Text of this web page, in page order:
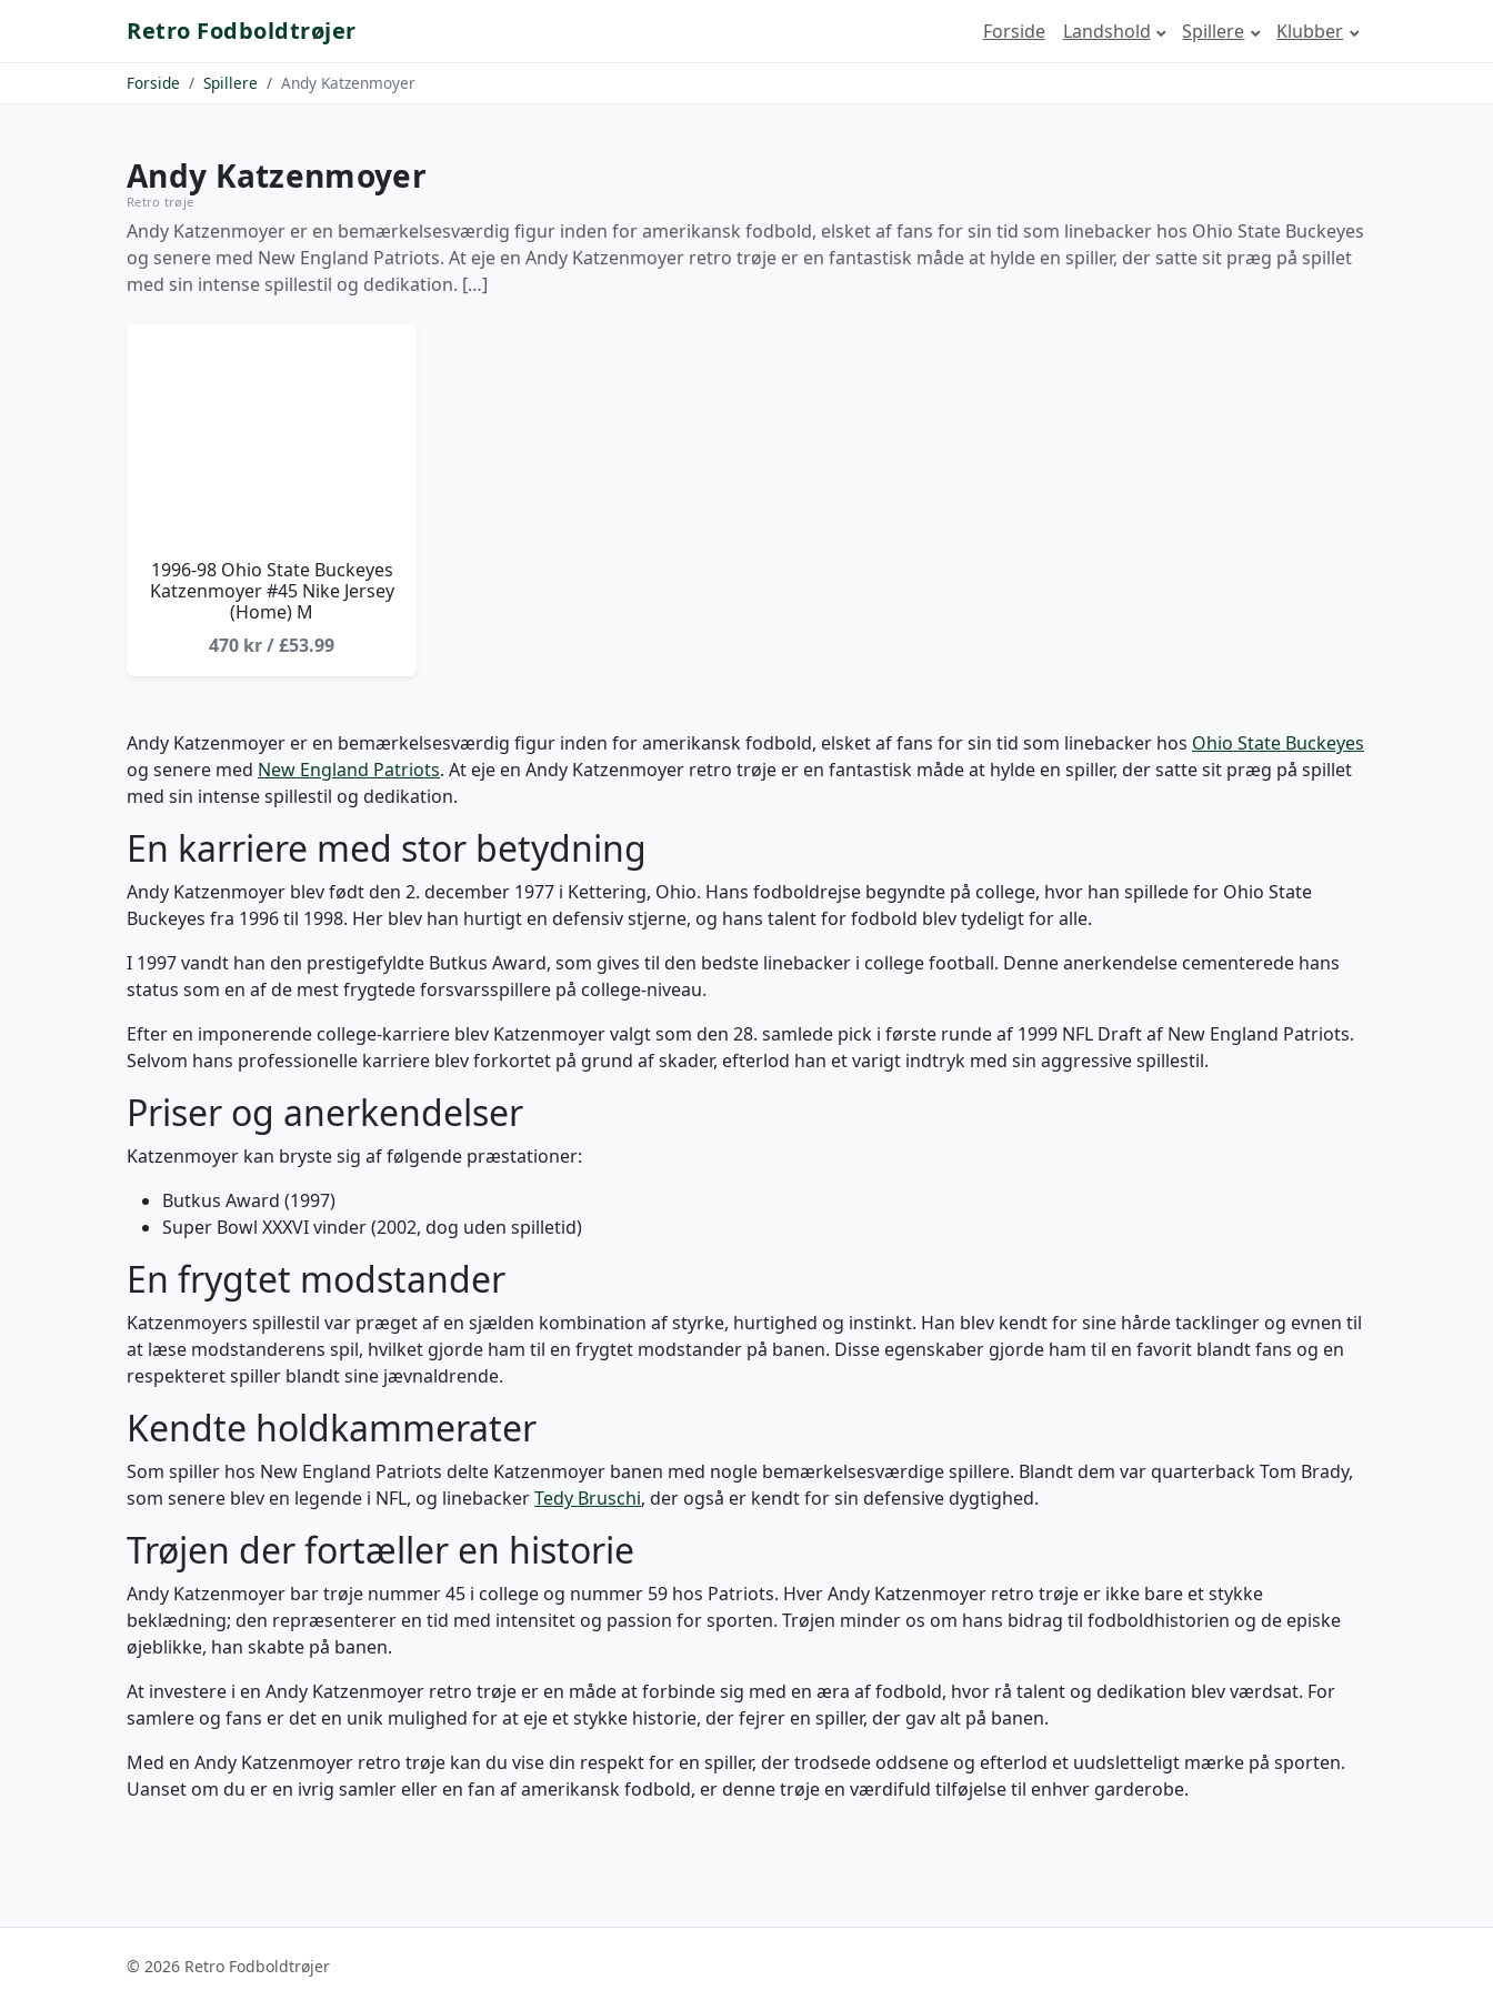
Retro Fodboldtrøjer Forside Landshold Spillere Klubber
Forside Spillere Andy Katzenmoyer
Andy Katzenmoyer
Retro trøje
Andy Katzenmoyer er en bemærkelsesværdig figur inden for amerikansk fodbold, elsket af fans for sin tid som linebacker hos Ohio State Buckeyes
og senere med New England Patriots. At eje en Andy Katzenmoyer retro trøje er en fantastisk måde at hylde en spiller, der satte sit præg på spillet
med sin intense spillestil og dedikation. […]
1996-98 Ohio State Buckeyes
Katzenmoyer #45 Nike Jersey
(Home) M
470 kr / £53.99
Andy Katzenmoyer er en bemærkelsesværdig figur inden for amerikansk fodbold, elsket af fans for sin tid som linebacker hos Ohio State Buckeyes
og senere med New England Patriots. At eje en Andy Katzenmoyer retro trøje er en fantastisk måde at hylde en spiller, der satte sit præg på spillet
med sin intense spillestil og dedikation.
En karriere med stor betydning
Andy Katzenmoyer blev født den 2. december 1977 i Kettering, Ohio. Hans fodboldrejse begyndte på college, hvor han spillede for Ohio State
Buckeyes fra 1996 til 1998. Her blev han hurtigt en defensiv stjerne, og hans talent for fodbold blev tydeligt for alle.
I 1997 vandt han den prestigefyldte Butkus Award, som gives til den bedste linebacker i college football. Denne anerkendelse cementerede hans
status som en af de mest frygtede forsvarsspillere på college-niveau.
Efter en imponerende college-karriere blev Katzenmoyer valgt som den 28. samlede pick i første runde af 1999 NFL Draft af New England Patriots.
Selvom hans professionelle karriere blev forkortet på grund af skader, efterlod han et varigt indtryk med sin aggressive spillestil.
Priser og anerkendelser
Katzenmoyer kan bryste sig af følgende præstationer:
Butkus Award (1997)
Super Bowl XXXVI vinder (2002, dog uden spilletid)
En frygtet modstander
Katzenmoyers spillestil var præget af en sjælden kombination af styrke, hurtighed og instinkt. Han blev kendt for sine hårde tacklinger og evnen til
at læse modstanderens spil, hvilket gjorde ham til en frygtet modstander på banen. Disse egenskaber gjorde ham til en favorit blandt fans og en
respekteret spiller blandt sine jævnaldrende.
Kendte holdkammerater
Som spiller hos New England Patriots delte Katzenmoyer banen med nogle bemærkelsesværdige spillere. Blandt dem var quarterback Tom Brady,
som senere blev en legende i NFL, og linebackerTedy Bruschi, der også er kendt for sin defensive dygtighed.
Trøjen der fortæller en historie
Andy Katzenmoyer bar trøje nummer 45 i college og nummer 59 hos Patriots. Hver Andy Katzenmoyer retro trøje er ikke bare et stykke
beklædning; den repræsenterer en tid med intensitet og passion for sporten. Trøjen minder os om hans bidrag til fodboldhistorien og de episke
øjeblikke, han skabte på banen.
At investere i en Andy Katzenmoyer retro trøje er en måde at forbinde sig med en æra af fodbold, hvor rå talent og dedikation blev værdsat. For
samlere og fans er det en unik mulighed for at eje et stykke historie, der fejrer en spiller, der gav alt på banen.
Med en Andy Katzenmoyer retro trøje kan du vise din respekt for en spiller, der trodsede oddsene og efterlod et uudsletteligt mærke på sporten.
Uanset om du er en ivrig samler eller en fan af amerikansk fodbold, er denne trøje en værdifuld tilføjelse til enhver garderobe.
© 2026 Retro Fodboldtrøjer